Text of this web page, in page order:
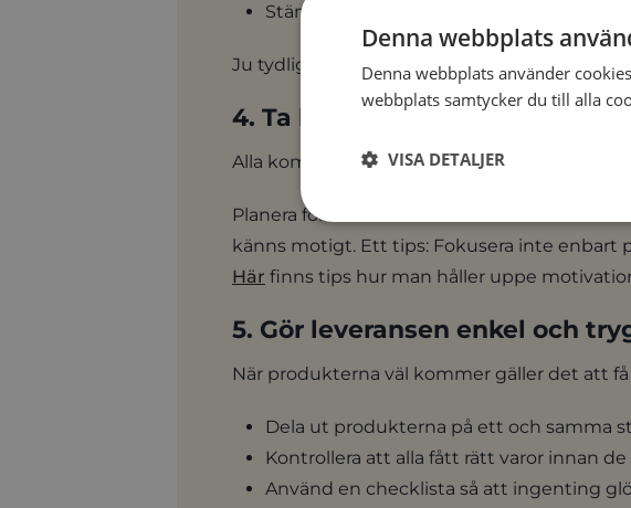
Stäm av regelbundet hur mycket som
Ju tydligare och säkrare rutiner ni har, desto
4. Ta höjd för motgångar
Alla kommer inte sälja lika mycket, och allt
Planera för små buffertar i både tid och
känns motigt. Ett tips: Fokusera inte enbart
Här finns tips hur man håller uppe
5. Gör leveransen enkel och
När produkterna väl kommer gäller det att
Dela ut produkterna på ett och samma
Kontrollera att alla fått rätt varor innan
Använd en checklista så att ingenting
Denna webbplats
Denna webbplats använder
webbplats samtycker du till alla
VISA DETALJER